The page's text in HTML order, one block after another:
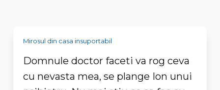
Mirosul din casa insuportabil
Domnule doctor faceti va rog ceva
cu nevasta mea, se plange Ion unui